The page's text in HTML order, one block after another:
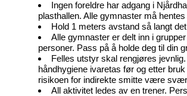
Ingen foreldre har adgang i
plasthallen. Alle gymnaster må
Hold 1 meters avstand så langt
Alle gymnaster er delt inn i
personer. Pass på å holde deg til din
Felles utstyr skal rengjøres jevnlig.
håndhygiene ivaretas før og etter
risikoen for indirekte smitte være
All aktivitet ledes av en trener.